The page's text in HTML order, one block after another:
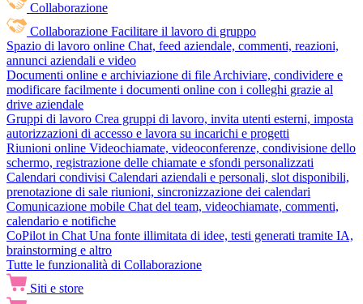
Collaborazione
Collaborazione Facilitare il lavoro di gruppo
Spazio di lavoro online Chat, feed aziendale, commenti, reazioni,
annunci aziendali e video
Documenti online e archiviazione di file Archiviare, condividere e
modificare facilmente i documenti online con i colleghi grazie al
drive aziendale
Gruppi di lavoro Crea gruppi di lavoro, invita utenti esterni, imposta
autorizzazioni di accesso e lavora su incarichi e progetti
Riunioni online Videochiamate, videoconferenze, condivisione dello
schermo, registrazione delle chiamate e sfondi personalizzati
Calendari condivisi Calendari aziendali e personali, slot disponibili,
prenotazione di sale riunioni, sincronizzazione dei calendari
Comunicazione mobile Chat del team, videochiamate, commenti,
calendario e notifiche
CoPilot in Chat Una fonte illimitata di idee, testi generati tramite IA,
brainstorming e altro
Tutte le funzionalità di Collaborazione
Siti e store